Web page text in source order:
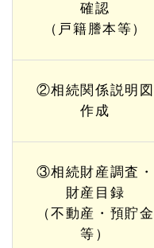
確認
（戸籍謄本等）
②相続関係説明図
作成
③相続財産調査・
財産目録
（不動産・預貯金
等）